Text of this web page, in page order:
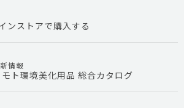
ンストアで購入する
情報
ト環境美化用品 総合カタログ